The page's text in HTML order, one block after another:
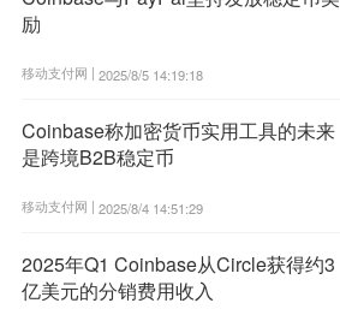
励
移动支付网 | 2025/8/5 14:19:18
Coinbase称加密货币实用工具的未来
是跨境B2B稳定币
移动支付网 | 2025/8/4 14:51:29
2025年Q1 Coinbase从Circle获得约3
亿美元的分销费用收入